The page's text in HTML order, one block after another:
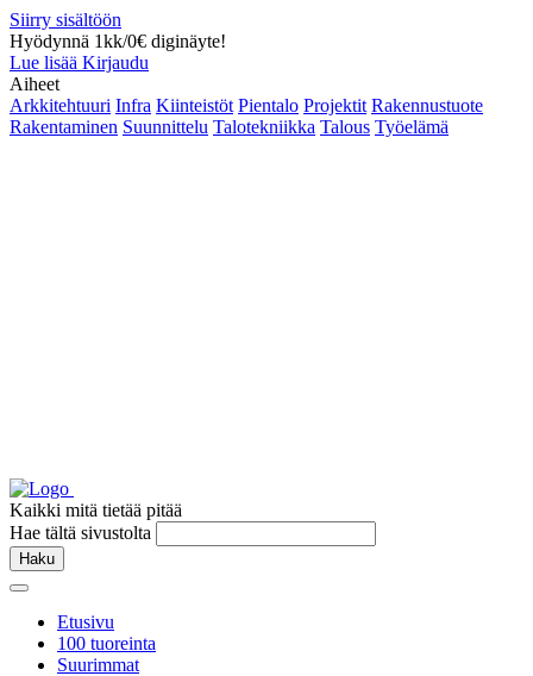
Siirry sisältöön
Hyödynnä 1kk/0€ diginäyte!
Lue lisää Kirjaudu
Aiheet
Arkkitehtuuri Infra Kiinteistöt Pientalo Projektit Rakennustuote
Rakentaminen Suunnittelu Talotekniikka Talous Työelämä
Kaikki mitä tietää pitää
Hae tältä sivustolta
Haku
Etusivu
100 tuoreinta
Suurimmat